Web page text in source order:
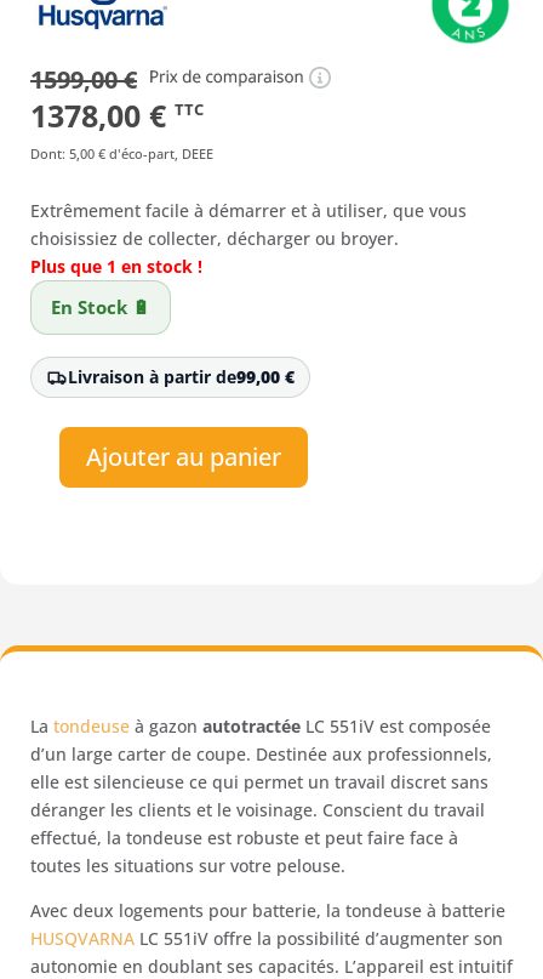
1599,00€
Le
prix
était :
1599,00 €.
1378,00 €Le
prix
est :
1378,00 €.
TTC
Dont: 5,00 € d'éco-part, DEEE
Extrêmement facile à démarrer et à utiliser, que vous
choisissiez de collecter, décharger ou broyer.
Plus que 1 en stock !
En Stock 🔋
Livraison à partir de99,00 €
quantitéAjouter au panier
La tondeuse à gazon autotractée LC 551iV est composée
d’un large carter de coupe. Destinée aux professionnels,
elle est silencieuse ce qui permet un travail discret sans
déranger les clients et le voisinage. Conscient du travail
effectué, la tondeuse est robuste et peut faire face à
toutes les situations sur votre pelouse.
Avec deux logements pour batterie, la tondeuse à batterie
HUSQVARNA LC 551iV offre la possibilité d’augmenter son
autonomie en doublant ses capacités. L’appareil est intuitif